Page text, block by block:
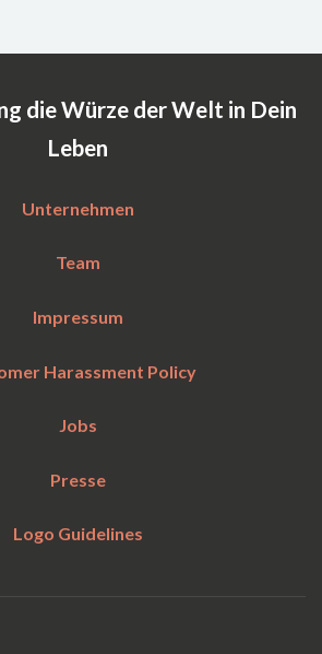
die Würze der Welt in Dein
Leben
Unternehmen
Team
Impressum
Harassment Policy
Jobs
Presse
Logo Guidelines